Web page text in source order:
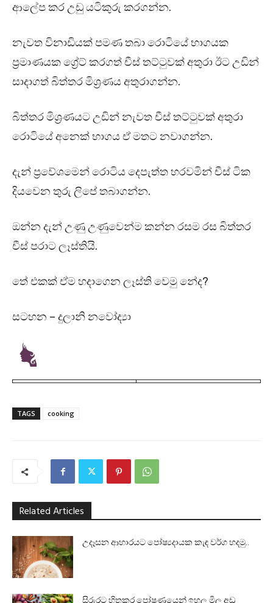
ආලේප කර උඩු යටිකුරු කරගන්න.
නැවත විනාඩියක් පමණ තබා රොටියේ භාගයක
ප්‍රමාණයක ග්‍රේට් කරගත් චීස් තට්ටුවක් අතුරා ඊට උඩින්
සාදාගත් බිත්තර මිශ්‍රණය අතුරාගන්න.
බිත්තර මිශ්‍රණයට උඩින් නැවත චීස් තට්ටුවක් අතුරා
රොටියේ අනෙක් භාගය ඒ මතට නවාගන්න.
දැන් ප්‍රවේශමෙන් රොටිය දෙපැත්ත හරවමින් චීස් ටික
දියවෙන තුරු ලිපේ තබාගන්න.
ඔන්න දැන් උණු උණුවෙන්ම කන්න රසම රස බිත්තර
චීස් පරාට ලෑස්තියි.
තේ එකක් ඒම හදාගෙන ලෑස්ති වෙමු නේද?
සටහන – දුලානි නවෝද්‍යා
TAGS cooking
Related Articles
උදෑසන ආහාරයට පෝෂ්‍යදායක කැඳ වර්ග හදමු..
සිරුරට හිතකර පෝෂණයෙන් ඉහල මිල අඩු